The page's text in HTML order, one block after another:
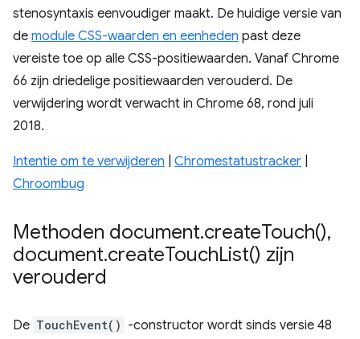
stenosyntaxis eenvoudiger maakt. De huidige versie van
de module CSS-waarden en eenheden past deze
vereiste toe op alle CSS-positiewaarden. Vanaf Chrome
66 zijn driedelige positiewaarden verouderd. De
verwijdering wordt verwacht in Chrome 68, rond juli
2018.
Intentie om te verwijderen Chromestatustracker
Chroombug
Methoden document.createTouch(),
document.createTouchList() zijn
verouderd
De TouchEvent() -constructor wordt sinds versie 48